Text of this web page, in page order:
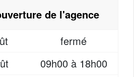
de l'agence
fermé
09h00 à 18h00